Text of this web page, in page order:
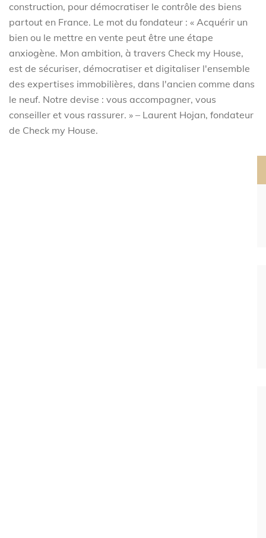
construction, pour démocratiser le contrôle des biens
partout en France. Le mot du fondateur : « Acquérir un
bien ou le mettre en vente peut être une étape
anxiogène. Mon ambition, à travers Check my House,
est de sécuriser, démocratiser et digitaliser l'ensemble
des expertises immobilières, dans l'ancien comme dans
le neuf. Notre devise : vous accompagner, vous
conseiller et vous rassurer. » – Laurent Hojan, fondateur
de Check my House.